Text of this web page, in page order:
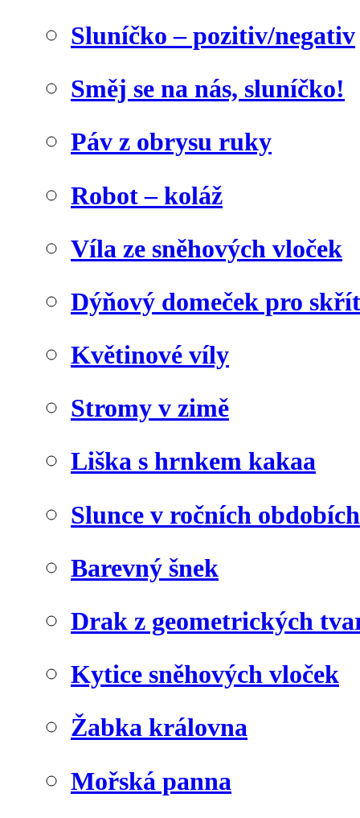
Sluníčko – pozitiv/negativ
Směj se na nás, sluníčko!
Páv z obrysu ruky
Robot – koláž
Víla ze sněhových vloček
Dýňový domeček pro
Květinové víly
Stromy v zimě
Liška s hrnkem kakaa
Slunce v ročních obdobích
Barevný šnek
Drak z geometrických
Kytice sněhových vloček
Žabka královna
Mořská panna